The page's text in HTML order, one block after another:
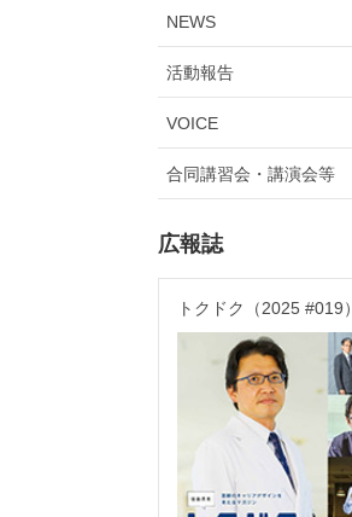
NEWS
活動報告
VOICE
合同講習会・講演会等
広報誌
トクドク（2025 #019）